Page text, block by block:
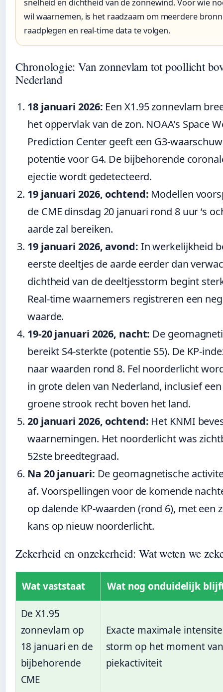
snelheid en dichtheid van de zonnewind. Voor wie
wil waarnemen, is het raadzaam om meerdere
raadplegen en real-time data te volgen.
Chronologie: Van zonnevlam tot poollicht
Nederland
18 januari 2026: Een X1.95 zonnevlam
het oppervlak van de zon. NOAA’s Space
Prediction Center geeft een G3-
potentie voor G4. De bijbehorende
ejectie wordt gedetecteerd.
19 januari 2026, ochtend: Modellen
de CME dinsdag 20 januari rond 8 uur ‘s
aarde zal bereiken.
19 januari 2026, avond: In werkelijkheid
eerste deeltjes de aarde eerder dan
dichtheid van de deeltjesstorm begint
Real-time waarnemers registreren een
waarde.
19-20 januari 2026, nacht: De
bereikt S4-sterkte (potentie S5). De KP-
naar waarden rond 8. Fel noorderlicht
in grote delen van Nederland, inclusief
groene strook recht boven het land.
20 januari 2026, ochtend: Het KNMI
waarnemingen. Het noorderlicht was
52ste breedtegraad.
Na 20 januari: De geomagnetische
af. Voorspellingen voor de komende
op dalende KP-waarden (rond 6), met een
kans op nieuw noorderlicht.
Zekerheid en onzekerheid: Wat weten we
Wat vaststaat Wat nog onduidelijk
De X1.95
zonnevlam op
18 januari en de
bijbehorende
CME
Exacte maximale
storm op het moment
piekactiviteit